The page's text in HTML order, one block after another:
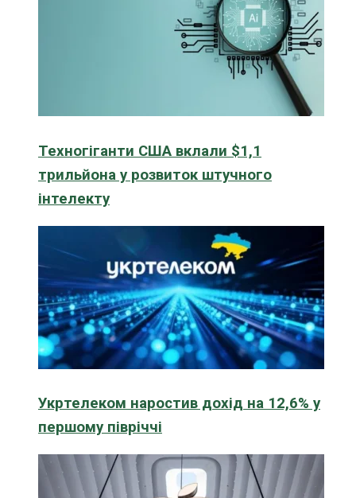
Техногіганти США вклали $1,1
трильйона у розвиток штучного
інтелекту
Укртелеком наростив дохід на 12,6% у
першому півріччі